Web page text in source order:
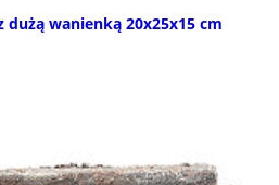
dużą wanienką 20x25x15 cm